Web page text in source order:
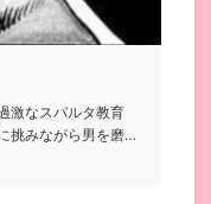
激なスパルタ教育
挑みながら男を磨